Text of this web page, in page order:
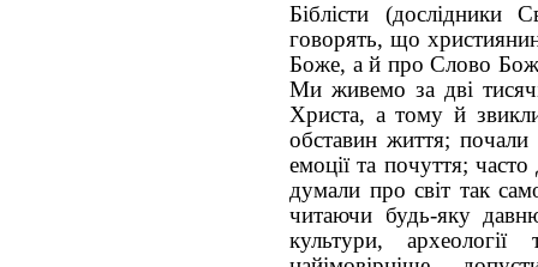
Біблісти (дослідники
говорять, що
Боже, а й про Слово
Ми живемо за дві
Христа, а тому й
обставин життя;
емоції та почуття;
думали про світ так
читаючи будь-яку
культури,